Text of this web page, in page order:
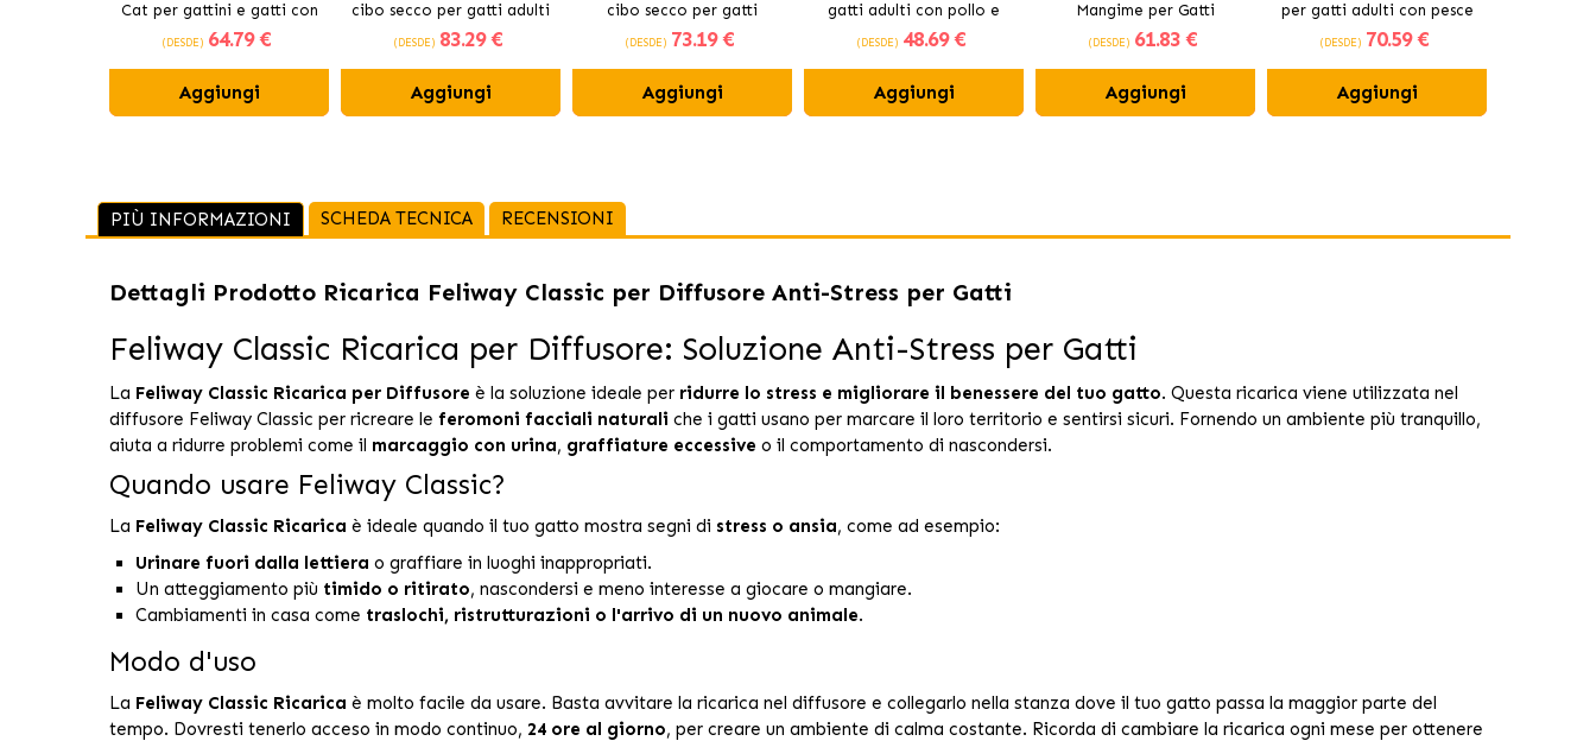
Cat per gattini e gatti con
pollo
(DESDE) 64.79 €
Aggiungi
cibo secco per gatti adulti
sterilizzati
(DESDE) 83.29 €
Aggiungi
cibo secco per gatti
sterilizzati al salmone
(DESDE) 73.19 €
Aggiungi
gatti adulti con pollo e
tacchino
(DESDE) 48.69 €
Aggiungi
Mangime per Gatti
Sterilizzati
(DESDE) 61.83 €
Aggiungi
per gatti adulti con pesce
(DESDE) 70.59 €
Aggiungi
PIÙ INFORMAZIONI SCHEDA TECNICA RECENSIONI
Dettagli Prodotto Ricarica Feliway Classic per Diffusore Anti-Stress per Gatti
Feliway Classic Ricarica per Diffusore: Soluzione Anti-Stress per Gatti
La Feliway Classic Ricarica per Diffusore è la soluzione ideale per ridurre lo stress e migliorare il benessere del tuo gatto. Questa ricarica viene utilizzata nel
diffusore Feliway Classic per ricreare le feromoni facciali naturali che i gatti usano per marcare il loro territorio e sentirsi sicuri. Fornendo un ambiente più tranquillo,
aiuta a ridurre problemi come il marcaggio con urina, graffiature eccessive o il comportamento di nascondersi.
Quando usare Feliway Classic?
La Feliway Classic Ricarica è ideale quando il tuo gatto mostra segni di stress o ansia, come ad esempio:
Urinare fuori dalla lettiera o graffiare in luoghi inappropriati.
Un atteggiamento più timido o ritirato, nascondersi e meno interesse a giocare o mangiare.
Cambiamenti in casa come traslochi, ristrutturazioni o l'arrivo di un nuovo animale.
Modo d'uso
La Feliway Classic Ricarica è molto facile da usare. Basta avvitare la ricarica nel diffusore e collegarlo nella stanza dove il tuo gatto passa la maggior parte del
tempo. Dovresti tenerlo acceso in modo continuo, 24 ore al giorno, per creare un ambiente di calma costante. Ricorda di cambiare la ricarica ogni mese per ottenere